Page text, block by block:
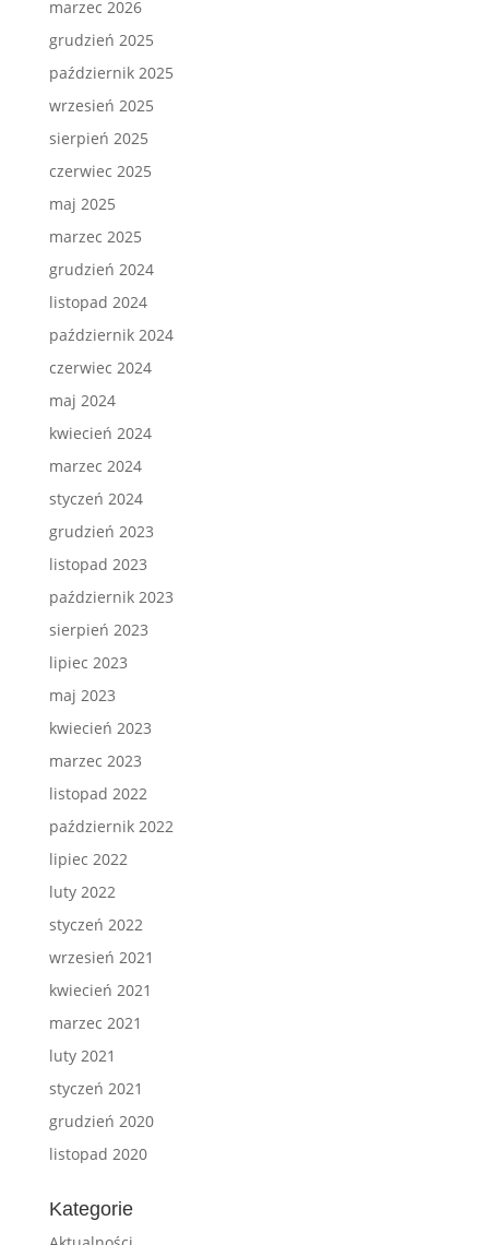
marzec 2026
grudzień 2025
październik 2025
wrzesień 2025
sierpień 2025
czerwiec 2025
maj 2025
marzec 2025
grudzień 2024
listopad 2024
październik 2024
czerwiec 2024
maj 2024
kwiecień 2024
marzec 2024
styczeń 2024
grudzień 2023
listopad 2023
październik 2023
sierpień 2023
lipiec 2023
maj 2023
kwiecień 2023
marzec 2023
listopad 2022
październik 2022
lipiec 2022
luty 2022
styczeń 2022
wrzesień 2021
kwiecień 2021
marzec 2021
luty 2021
styczeń 2021
grudzień 2020
listopad 2020
Kategorie